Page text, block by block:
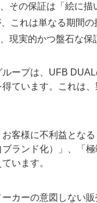
その保証は「絵に描
これは単なる期間
現実的かつ盤石な保
ープは、UFB
ています。これは
客様に不利益とな
ランド化）」、「
います。
カーの意図しない